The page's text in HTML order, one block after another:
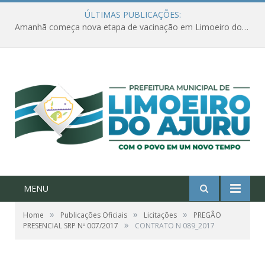
ÚLTIMAS PUBLICAÇÕES:
Amanhã começa nova etapa de vacinação em Limoeiro do Ajuru para idosos com 65 ou mais
MENU
Home » Publicações Oficiais » Licitações »
PREGÃO
PRESENCIAL SRP Nº 007/2017
» CONTRATO N 089_2017